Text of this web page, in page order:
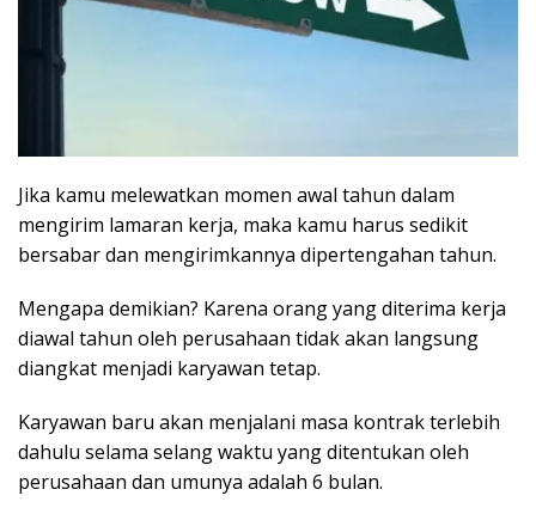
Jika kamu melewatkan momen awal tahun dalam
mengirim lamaran kerja, maka kamu harus sedikit
bersabar dan mengirimkannya dipertengahan tahun.
Mengapa demikian? Karena orang yang diterima kerja
diawal tahun oleh perusahaan tidak akan langsung
diangkat menjadi karyawan tetap.
Karyawan baru akan menjalani masa kontrak terlebih
dahulu selama selang waktu yang ditentukan oleh
perusahaan dan umunya adalah 6 bulan.